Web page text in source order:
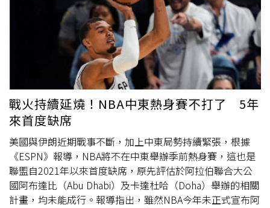
動 AI 技術普及，並支持亞太地區新一代開發者成長的承
諾。台灣具有成熟的科技產業基礎、活躍的開發者社群與深
厚的軟體人才實力，是推動具商業應用潛力 AI 創新的重要
據點。Sea 共同創始人兼蝦皮購物首席產品官 David Chen
表示，台灣擁有充滿活力的科技與 AI 社群，Sea 很高興將
賽事帶給台灣開發者。David Chen 說明，作為
蝦皮購物母公司 Sea 與OpenAI 合作的一環，本次黑客松將
讓參與者有機會探索 OpenAI Codex、向產業專家學習，並
將創新構想轉化為實際解決方案。他也期待透過此次活動，
激勵更多台灣開發者運用 AI 為企業及社會創造更多價值，
持續推動台灣 AI 人才與創新生態的長期發展。除黑客松
外，雙方亦持續合作，協助亞太地區商家導入 AI 技術與應
用。蝦皮購物計畫將 ChatGPT for Business 導入賣家生態
圈，協助符合資格的中小賣家運用 AI 技術生成高品質商品
戰火持續延燒！NBA中東熱身賽不打了 5年
來首度缺席
美國與伊朗近期戰事不斷，加上中東局勢持續緊張，根據
《ESPN》報導，NBA將不在中東舉辦季前熱身賽，這也是
聯盟自2021年以來首度缺席，原先評估於阿拉伯聯合大公
國阿布達比（Abu Dhabi）及卡達杜哈（Doha）舉辦的相關
計畫，均未能成行。報導指出，雖然NBA今年未正式宣布阿